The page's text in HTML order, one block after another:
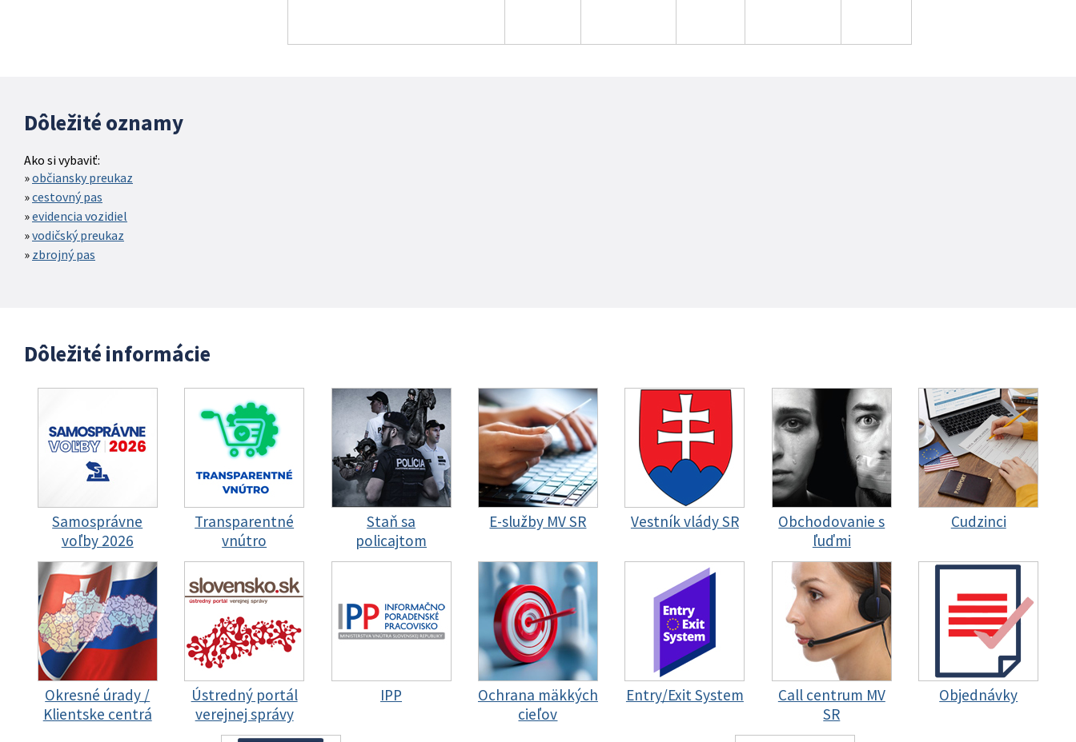
Dôležité oznamy
Ako si vybaviť:
občiansky preukaz
cestovný pas
evidencia vozidiel
vodičský preukaz
zbrojný pas
Dôležité informácie
Samosprávne
voľby 2026
Transparentné
vnútro
Staň sa
policajtom
E-služby MV SR Vestník vlády SR
Obchodovanie s
ľuďmi
Cudzinci
Okresné úrady /
Klientske centrá
Ústredný portál
verejnej správy
IPP
Ochrana mäkkých
cieľov
Entry/Exit System
Call centrum MV
SR
Objednávky